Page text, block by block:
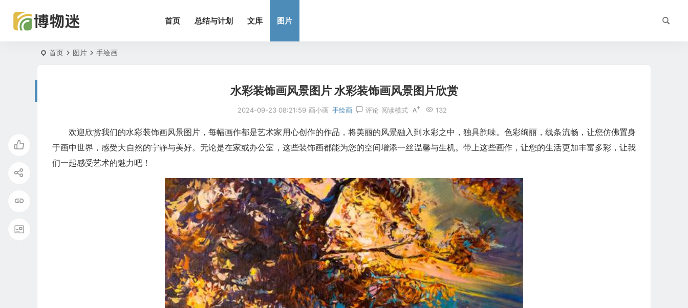
首页 总结与计划 文库 图片
首页 图片 手绘画
水彩装饰画风景图片 水彩装饰画风景图片欣赏
2024-09-23 08:21:59 画小画 手绘画 评论 132
阅读模式
欢迎欣赏我们的水彩装饰画风景图片，每幅画作都是艺术家用心创作的作品，将美丽的风景融入到水彩之中，独具韵味。色彩绚丽，线条流畅，让您仿佛置身
于画中世界，感受大自然的宁静与美好。无论是在家或办公室，这些装饰画都能为您的空间增添一丝温馨与生机。带上这些画作，让您的生活更加丰富多彩，让我
们一起感受艺术的魅力吧！